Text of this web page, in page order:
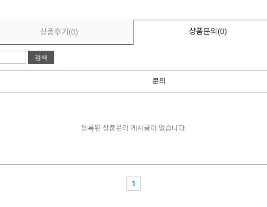
상품후기 (0) 상품문의 (0)